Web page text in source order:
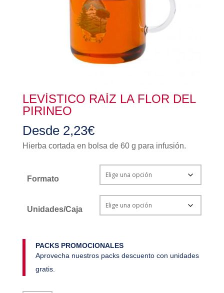
LEVÍSTICO RAÍZ LA FLOR DEL
PIRINEO
Desde 2,23€
Hierba cortada en bolsa de 60 g para infusión.
Formato
Unidades/Caja
PACKS PROMOCIONALES
Aprovecha nuestros packs descuento con unidades
gratis.